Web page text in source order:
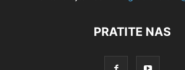
PRATITE NAS